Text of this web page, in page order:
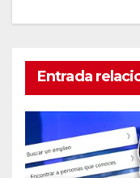
Entrada